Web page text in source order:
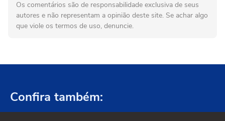
Os comentários são de responsabilidade exclusiva de seus
autores e não representam a opinião deste site. Se achar algo
que viole os termos de uso, denuncie.
Confira também: